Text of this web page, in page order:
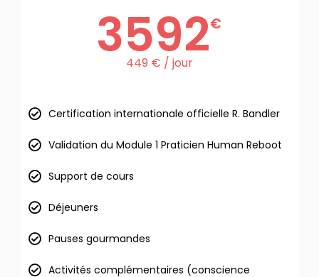
3592€
449 € / jour
Certification internationale officielle R. Bandler
Validation du Module 1 Praticien Human Reboot
Support de cours
Déjeuners
Pauses gourmandes
Activités complémentaires (conscience